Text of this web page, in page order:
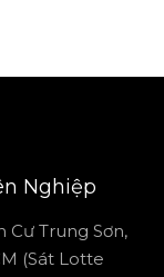
Nghiệp
Cư Trung Sơn,
(Sát Lotte